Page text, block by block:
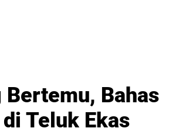
Bahas
Teluk Ekas